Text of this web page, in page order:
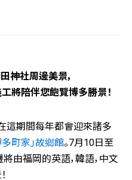
神社周邊美景，
將陪伴您飽覽博多勝景！
在這期間每年都會迎來諸多
多町家」故鄉館。7月10日至
由福岡的英語，韓語，中文